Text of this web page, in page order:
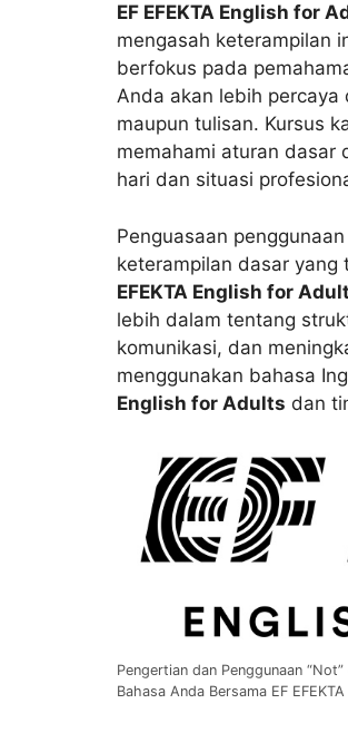
EF EFEKTA English for
mengasah keterampilan
berfokus pada
Anda akan lebih percaya
maupun tulisan. Kursus
memahami aturan dasar
hari dan situasi
Penguasaan penggunaan
keterampilan dasar
EFEKTA English for
lebih dalam tentang
komunikasi, dan
menggunakan bahasa
English for Adults dan
Pengertian dan Penggunaan
Bahasa Anda Bersama EF